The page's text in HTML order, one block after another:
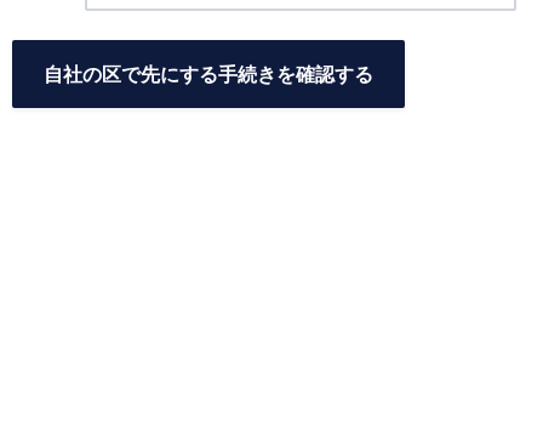
自社の区で先にする手続きを確認する